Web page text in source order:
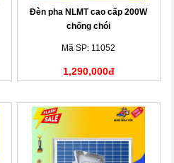
Đèn pha NLMT cao cấp 200W
chống chói
Mã SP: 11052
1,290,000đ